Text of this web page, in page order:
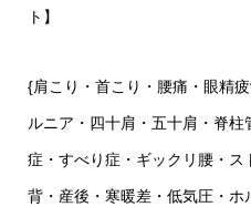
ト】
{肩こり・首こり・腰痛・眼精
ルニア・四十肩・五十肩・脊
症・すべり症・ギックリ腰・
背・産後・寒暖差・低気圧・